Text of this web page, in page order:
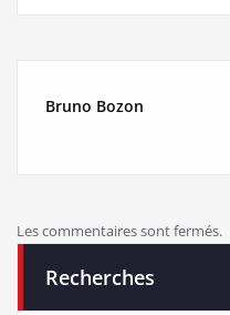
Bruno Bozon
Les commentaires sont fermés.
Recherches